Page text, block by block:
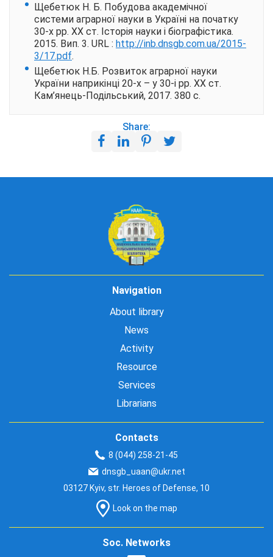
Щебетюк Н. Б. Побудова академічної
системи аграрної науки в Україні на початку
30-х рр. ХХ ст. Історія науки і біографістика.
2015. Вип. 3. URL : http://inb.dnsgb.com.ua/2015-
3/17.pdf.
Щебетюк Н.Б. Розвиток аграрної науки
України наприкінці 20-х – у 30-і рр. ХХ ст.
Кам’янець-Подільський, 2017. 380 с.
Share:
Navigation
About library
News
Activity
Resource
Services
Librarians
Contacts
8 (044) 258-21-45
dnsgb_uaan@ukr.net
03127 Kyiv, str. Heroes of Defense, 10
Look on the map
Soc. Networks